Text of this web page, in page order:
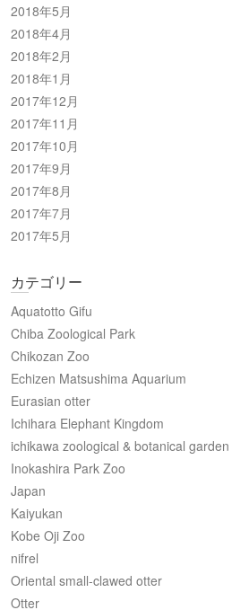
2018年5月
2018年4月
2018年2月
2018年1月
2017年12月
2017年11月
2017年10月
2017年9月
2017年8月
2017年7月
2017年5月
カテゴリー
Aquatotto Gifu
Chiba Zoological Park
Chikozan Zoo
Echizen Matsushima Aquarium
Eurasian otter
Ichihara Elephant Kingdom
ichikawa zoological & botanical garden
Inokashira Park Zoo
Japan
Kaiyukan
Kobe Oji Zoo
nifrel
Oriental small-clawed otter
Otter